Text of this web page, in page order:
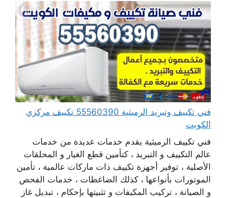
فني تكييف وتبريد الرميثية 55560390 تكييف مركزي
الكويت
فني تكييف الرميثية يقدم خدمات عديدة من خدمات
عالم التكييف و التبريد ، كتأمين قطع الغيار و المحلقات
الأصلية ، توفير أجهزة تكييف ذات ماركات عالمية ، تأمين
الموتورات بأنواعها ، كذلك الضاغطات ، خدمات الفحص
و الصيانة ، تركيب المكيفات و تثبيتها بإحكام ، تبديل غاز